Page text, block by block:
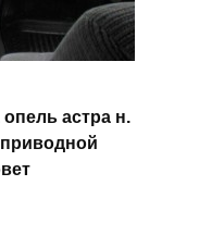
астра н.